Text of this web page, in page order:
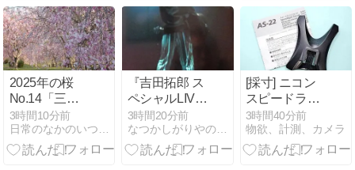
2025年の桜
No.14「三重
県営 北勢中央
公園のしだれ
桜並木-2/4」|
3時間10分前
『吉田拓郎 ス
ペシャルLIVE
春だったね
2026』のこと
3時間20分前
なつかしがりやの気ままなブログ
[採寸] ニコン
スピードライ
トスタンド
AS-22
3時間40分前
物欲、計測、カメラ